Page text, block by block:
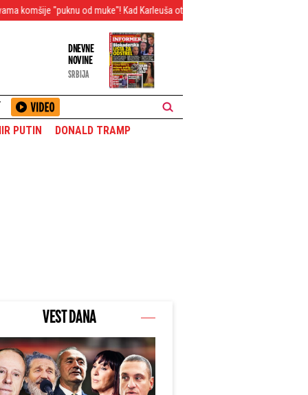
od muke"! Kad Karleuša otvori sezonu kupanja na Dedinju, Srpkinje prepisuju
DNEVNE
NOVINE
SRBIJA
PUTIN DONALD TRAMP
VEST DANA